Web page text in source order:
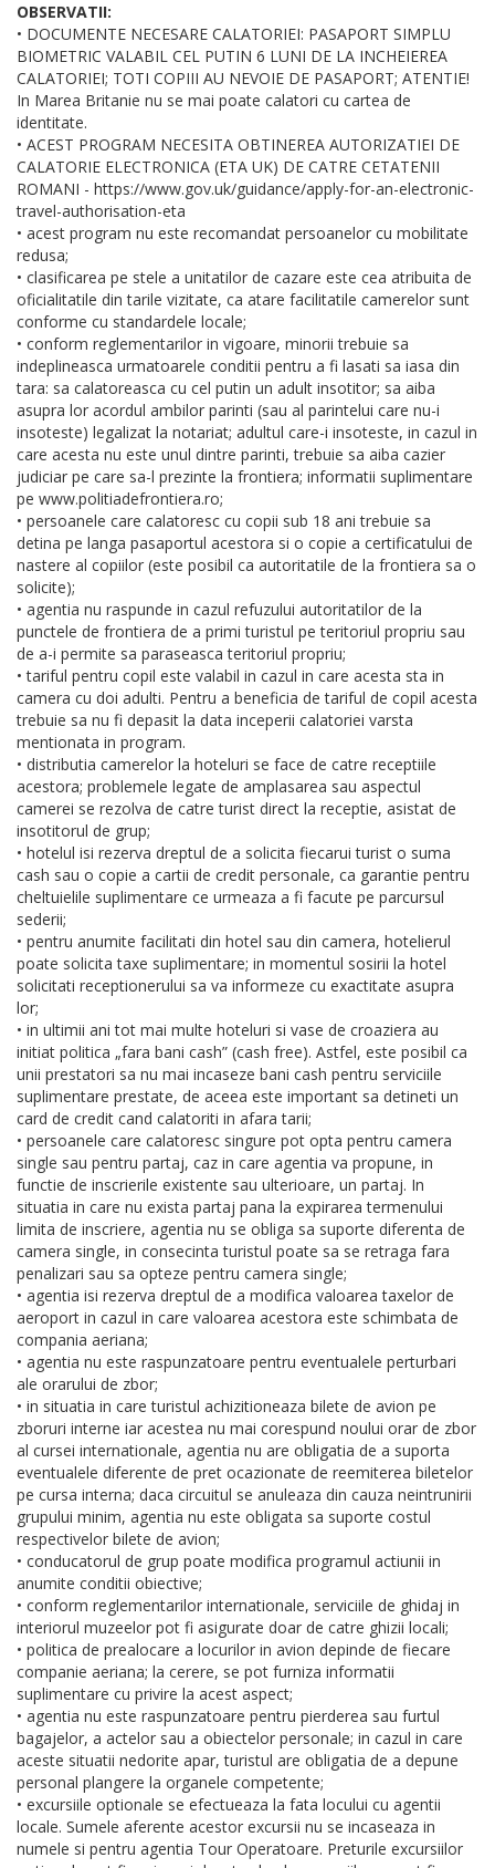
OBSERVATII:
• DOCUMENTE NECESARE CALATORIEI: PASAPORT SIMPLU
BIOMETRIC VALABIL CEL PUTIN 6 LUNI DE LA INCHEIEREA
CALATORIEI; TOTI COPIII AU NEVOIE DE PASAPORT; ATENTIE!
In Marea Britanie nu se mai poate calatori cu cartea de
identitate.
• ACEST PROGRAM NECESITA OBTINEREA AUTORIZATIEI DE
CALATORIE ELECTRONICA (ETA UK) DE CATRE CETATENII
ROMANI - https://www.gov.uk/guidance/apply-for-an-electronic-
travel-authorisation-eta
• acest program nu este recomandat persoanelor cu mobilitate
redusa;
• clasificarea pe stele a unitatilor de cazare este cea atribuita de
oficialitatile din tarile vizitate, ca atare facilitatile camerelor sunt
conforme cu standardele locale;
• conform reglementarilor in vigoare, minorii trebuie sa
indeplineasca urmatoarele conditii pentru a fi lasati sa iasa din
tara: sa calatoreasca cu cel putin un adult insotitor; sa aiba
asupra lor acordul ambilor parinti (sau al parintelui care nu-i
insoteste) legalizat la notariat; adultul care-i insoteste, in cazul in
care acesta nu este unul dintre parinti, trebuie sa aiba cazier
judiciar pe care sa-l prezinte la frontiera; informatii suplimentare
pe www.politiadefrontiera.ro;
• persoanele care calatoresc cu copii sub 18 ani trebuie sa
detina pe langa pasaportul acestora si o copie a certificatului de
nastere al copiilor (este posibil ca autoritatile de la frontiera sa o
solicite);
• agentia nu raspunde in cazul refuzului autoritatilor de la
punctele de frontiera de a primi turistul pe teritoriul propriu sau
de a-i permite sa paraseasca teritoriul propriu;
• tariful pentru copil este valabil in cazul in care acesta sta in
camera cu doi adulti. Pentru a beneficia de tariful de copil acesta
trebuie sa nu fi depasit la data inceperii calatoriei varsta
mentionata in program.
• distributia camerelor la hoteluri se face de catre receptiile
acestora; problemele legate de amplasarea sau aspectul
camerei se rezolva de catre turist direct la receptie, asistat de
insotitorul de grup;
• hotelul isi rezerva dreptul de a solicita fiecarui turist o suma
cash sau o copie a cartii de credit personale, ca garantie pentru
cheltuielile suplimentare ce urmeaza a fi facute pe parcursul
sederii;
• pentru anumite facilitati din hotel sau din camera, hotelierul
poate solicita taxe suplimentare; in momentul sosirii la hotel
solicitati receptionerului sa va informeze cu exactitate asupra
lor;
• in ultimii ani tot mai multe hoteluri si vase de croaziera au
initiat politica „fara bani cash” (cash free). Astfel, este posibil ca
unii prestatori sa nu mai incaseze bani cash pentru serviciile
suplimentare prestate, de aceea este important sa detineti un
card de credit cand calatoriti in afara tarii;
• persoanele care calatoresc singure pot opta pentru camera
single sau pentru partaj, caz in care agentia va propune, in
functie de inscrierile existente sau ulterioare, un partaj. In
situatia in care nu exista partaj pana la expirarea termenului
limita de inscriere, agentia nu se obliga sa suporte diferenta de
camera single, in consecinta turistul poate sa se retraga fara
penalizari sau sa opteze pentru camera single;
• agentia isi rezerva dreptul de a modifica valoarea taxelor de
aeroport in cazul in care valoarea acestora este schimbata de
compania aeriana;
• agentia nu este raspunzatoare pentru eventualele perturbari
ale orarului de zbor;
• in situatia in care turistul achizitioneaza bilete de avion pe
zboruri interne iar acestea nu mai corespund noului orar de zbor
al cursei internationale, agentia nu are obligatia de a suporta
eventualele diferente de pret ocazionate de reemiterea biletelor
pe cursa interna; daca circuitul se anuleaza din cauza neintrunirii
grupului minim, agentia nu este obligata sa suporte costul
respectivelor bilete de avion;
• conducatorul de grup poate modifica programul actiunii in
anumite conditii obiective;
• conform reglementarilor internationale, serviciile de ghidaj in
interiorul muzeelor pot fi asigurate doar de catre ghizii locali;
• politica de prealocare a locurilor in avion depinde de fiecare
companie aeriana; la cerere, se pot furniza informatii
suplimentare cu privire la acest aspect;
• agentia nu este raspunzatoare pentru pierderea sau furtul
bagajelor, a actelor sau a obiectelor personale; in cazul in care
aceste situatii nedorite apar, turistul are obligatia de a depune
personal plangere la organele competente;
• excursiile optionale se efectueaza la fata locului cu agentii
locale. Sumele aferente acestor excursii nu se incaseaza in
numele si pentru agentia Tour Operatoare. Preturile excursiilor